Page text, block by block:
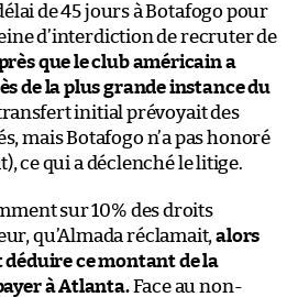
de 45 jours à Botafogo pour
d’interdiction de recruter de
que le club américain a
de la plus grande instance du
initial prévoyait des
mais Botafogo n’a pas honoré
ce qui a déclenché le litige.
sur 10% des droits
qu’Almada réclamait, alors
ce montant de la
à Atlanta.Face au non-